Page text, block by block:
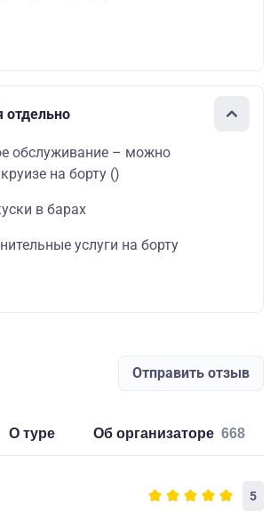
отдельно
обслуживание – можно
на борту ()
в барах
услуги на борту
Отправить отзыв
о туре об организаторе 668
5